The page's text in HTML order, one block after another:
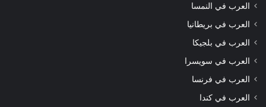
العرب في النمسا
العرب في بريطانيا
العرب في بلجيكا
العرب في سويسرا
العرب في فرنسا
العرب في كندا